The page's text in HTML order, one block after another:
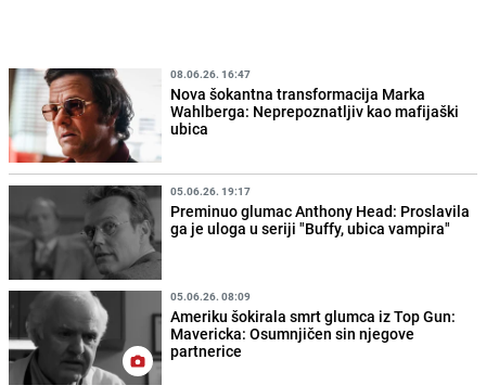
08.06.26. 16:47
Nova šokantna transformacija Marka
Wahlberga: Neprepoznatljiv kao mafijaški
ubica
05.06.26. 19:17
Preminuo glumac Anthony Head: Proslavila
ga je uloga u seriji "Buffy, ubica vampira"
05.06.26. 08:09
Ameriku šokirala smrt glumca iz Top Gun:
Mavericka: Osumnjičen sin njegove
partnerice